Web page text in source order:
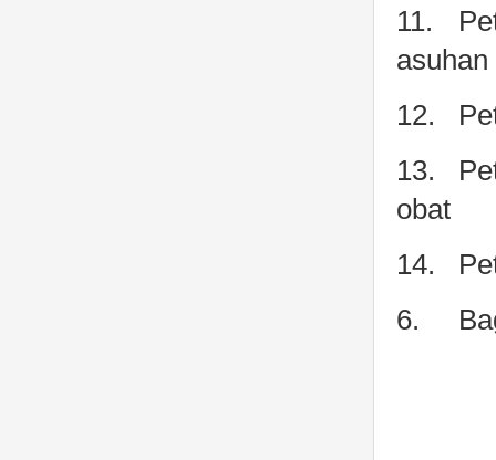
11.
asuhan
12.
13.
obat
14.
6.